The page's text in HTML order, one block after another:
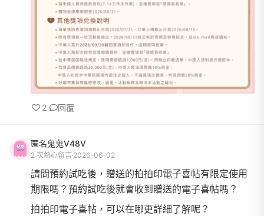
2 回覆
匿名鬼鬼V48V
2 次熱心留言 2026-06-02
請問預約試吃後，贈送的拍拍印電子喜帖有限定使用
期限嗎？預約試吃後就會收到贈送的電子喜帖嗎？
拍拍印電子喜帖，可以在哪更詳細了解呢？